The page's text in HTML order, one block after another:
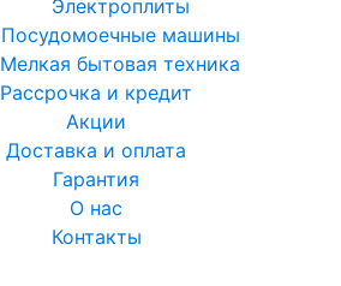
Электроплиты
Посудомоечные машины
Мелкая бытовая техника
Рассрочка и кредит
Акции
Доставка и оплата
Гарантия
О нас
Контакты